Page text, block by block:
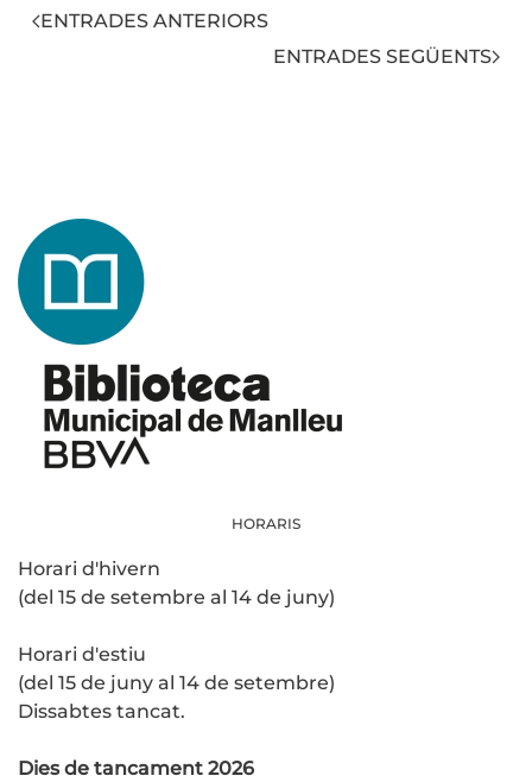
ENTRADES ANTERIORS
ENTRADES SEGÜENTS
HORARIS
Horari d'hivern
(del 15 de setembre al 14 de juny)
Horari d'estiu
(del 15 de juny al 14 de setembre)
Dissabtes tancat.
Dies de tancament 2026